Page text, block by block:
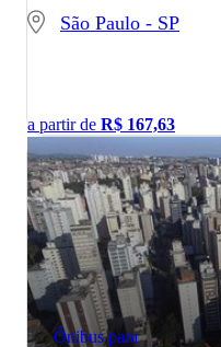
São Paulo - SP
a partir de R$ 167,63
Ônibus para